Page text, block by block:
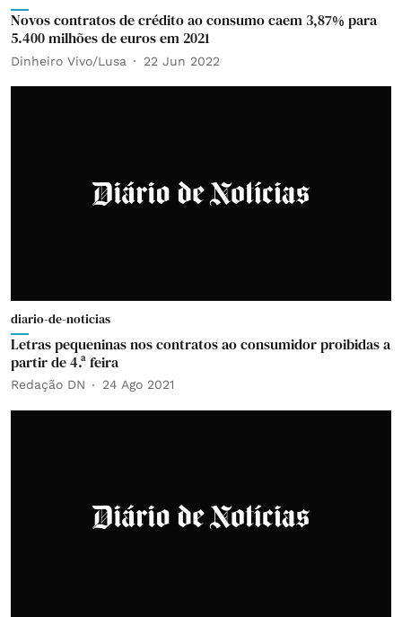
Novos contratos de crédito ao consumo caem 3,87% para
5.400 milhões de euros em 2021
Dinheiro Vivo/Lusa 22 Jun 2022
diario-de-noticias
Letras pequeninas nos contratos ao consumidor proibidas a
partir de 4.ª feira
Redação DN 24 Ago 2021